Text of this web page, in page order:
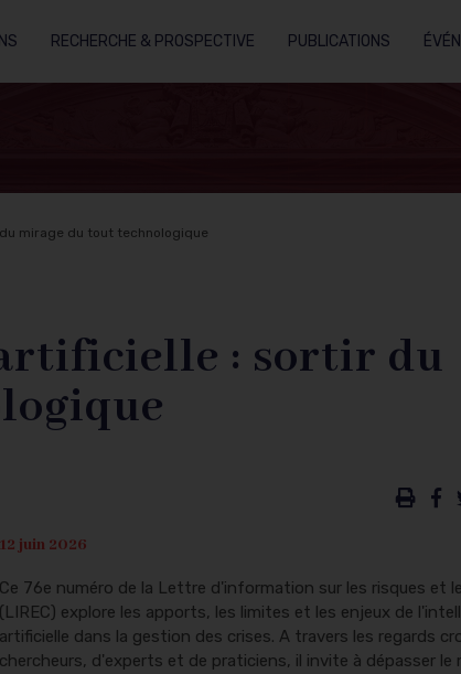
RECHERCHE & PROSPECTIVE PUBLICATIONS
mirage du tout technologique
: sortir du
12 juin 2026
Ce 76e numéro de la Lettre d'information sur les risques et
(LIREC) explore les apports, les limites et les enjeux de
artificielle dans la gestion des crises. A travers les regards
chercheurs, d'experts et de praticiens, il invite à dépasser le